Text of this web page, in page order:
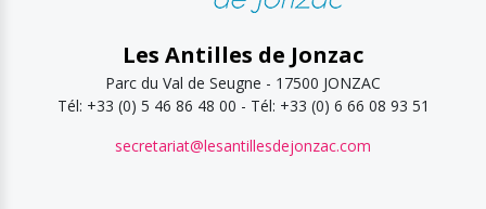
Les Antilles de Jonzac
Parc du Val de Seugne - 17500 JONZAC
Tél: +33 (0) 5 46 86 48 00 - Tél: +33 (0) 6 66 08 93 51
secretariat@lesantillesdejonzac.com